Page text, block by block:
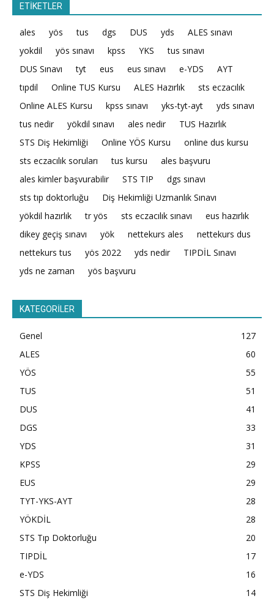
ETİKETLER
ales yös tus dgs DUS yds
ALES sınavı
yokdil
yös sınavı kpss YKS
tus sınavı
DUS Sınavı
tyt eus eus sınavı e-YDS
AYT
tıpdil
Online TUS Kursu ALES Hazırlık
sts eczacılık
Online ALES Kursu
kpss sınavı yks-tyt-ayt
yds sınavı
tus nedir
yökdil sınavı ales nedir
TUS Hazırlık
STS Diş Hekimliği
Online YÖS Kursu
online dus kursu
sts eczacılık soruları
tus kursu
ales başvuru
ales kimler başvurabilir
STS TIP
dgs sınavı
sts tıp doktorluğu
Diş Hekimliği Uzmanlık Sınavı
yökdil hazırlık
tr yös sts eczacılık sınavı
eus hazırlık
dikey geçiş sınavı
yök nettekurs ales
nettekurs dus
nettekurs tus
yös 2022 yds nedir
TIPDİL Sınavı
yds ne zaman
yös başvuru
KATEGORİLER
Genel
127
ALES
60
YÖS
55
TUS
51
DUS
41
DGS
33
YDS
31
KPSS
29
EUS
29
TYT-YKS-AYT
28
YÖKDİL
28
STS Tıp Doktorluğu
20
TIPDİL
17
e-YDS
16
STS Diş Hekimliği
14